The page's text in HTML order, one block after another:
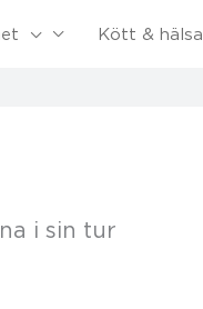
Kött & hälsa
i sin tur